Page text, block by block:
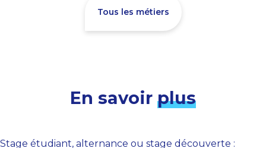
Tous les métiers
En savoir plus
Stage étudiant, alternance ou stage découverte :